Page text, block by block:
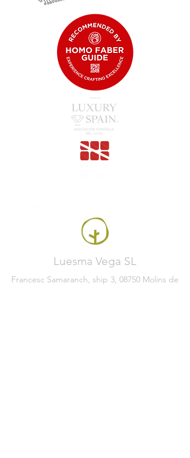
Luesma Vega SL
Francesc Samaranch, ship 3, 08750 Molins de